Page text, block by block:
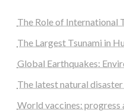
The Role of International
The Largest Tsunami in
Global Earthquakes:
The latest natural
World vaccines: progress